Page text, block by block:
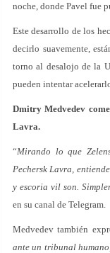
noche, donde Pavel fue
Este desarrollo de los
decirlo suavemente,
torno al desalojo de la
pueden intentar
Dmitry Medvedev
Lavra.
“Mirando lo que
Pechersk Lavra,
y escoria vil son.
en su canal de Telegram.
Medvedev también
ante un tribunal